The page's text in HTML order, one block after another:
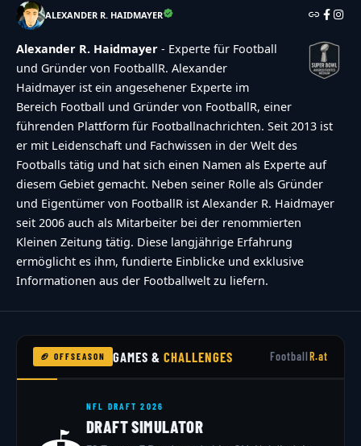
ALEXANDER R. HAIDMAYER
Alexander R. Haidmayer - Experte für Football
und Gründer von FootballR. Alexander
Haidmayer ist ein angesehener Experte im
Bereich Football und Gründer von FootballR, einer
führenden Plattform für Footballnachrichten. Seit 2013 ist
er mit Leidenschaft und Fachwissen in der Welt des
Footballs tätig und hat sich einen Namen als Experte auf
diesem Gebiet gemacht. Neben seiner Rolle als Gründer
und Eigentümer von FootballR ist Alexander R. Haidmayer
seit 2006 auch als Mitarbeiter bei der renommierten
Kleinen Zeitung tätig. Diese langjährige Erfahrung
ermöglicht es ihm, fundierte Einblicke und exklusive
Informationen aus der Footballwelt zu liefern.
🏈 OFFSEASON GAMES &CHALLENGES FootballR.at
NFL DRAFT 2026
DRAFT SIMULATOR